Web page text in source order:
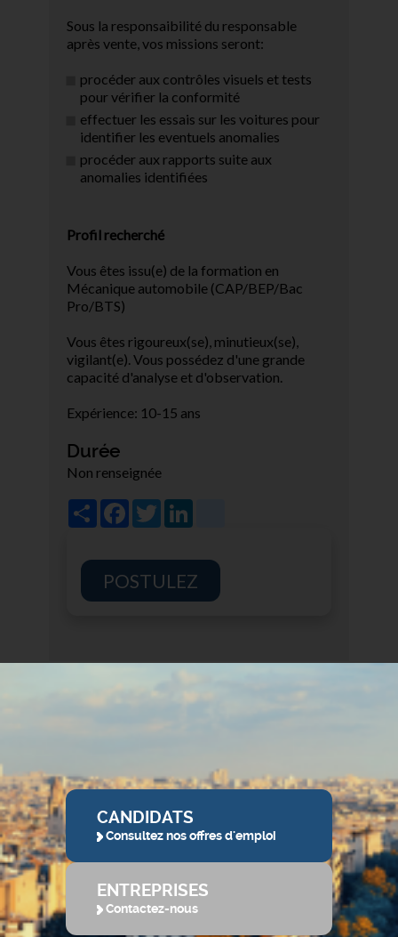
Sous la responsaibilité du responsable
après vente, vos missions seront:
procéder aux contrôles visuels et tests
pour vérifier la conformité
effectuer les essais sur les voitures pour
identifier les eventuels anomalies
procéder aux rapports suite aux
anomalies identifiées
Profil recherché
Vous êtes issu(e) de la formation en
Mécanique automobile (CAP/BEP/Bac
Pro/BTS)
Vous êtes rigoureux(se), minutieux(se),
vigilant(e). Vous possédez d'une grande
capacité d'analyse et d'observation.
Expérience: 10-15 ans
Durée
Non renseignée
Share Facebook
Twitter
POSTULEZ
CANDIDATS
Consultez nos offres d'emploi
ENTREPRISES
Contactez-nous